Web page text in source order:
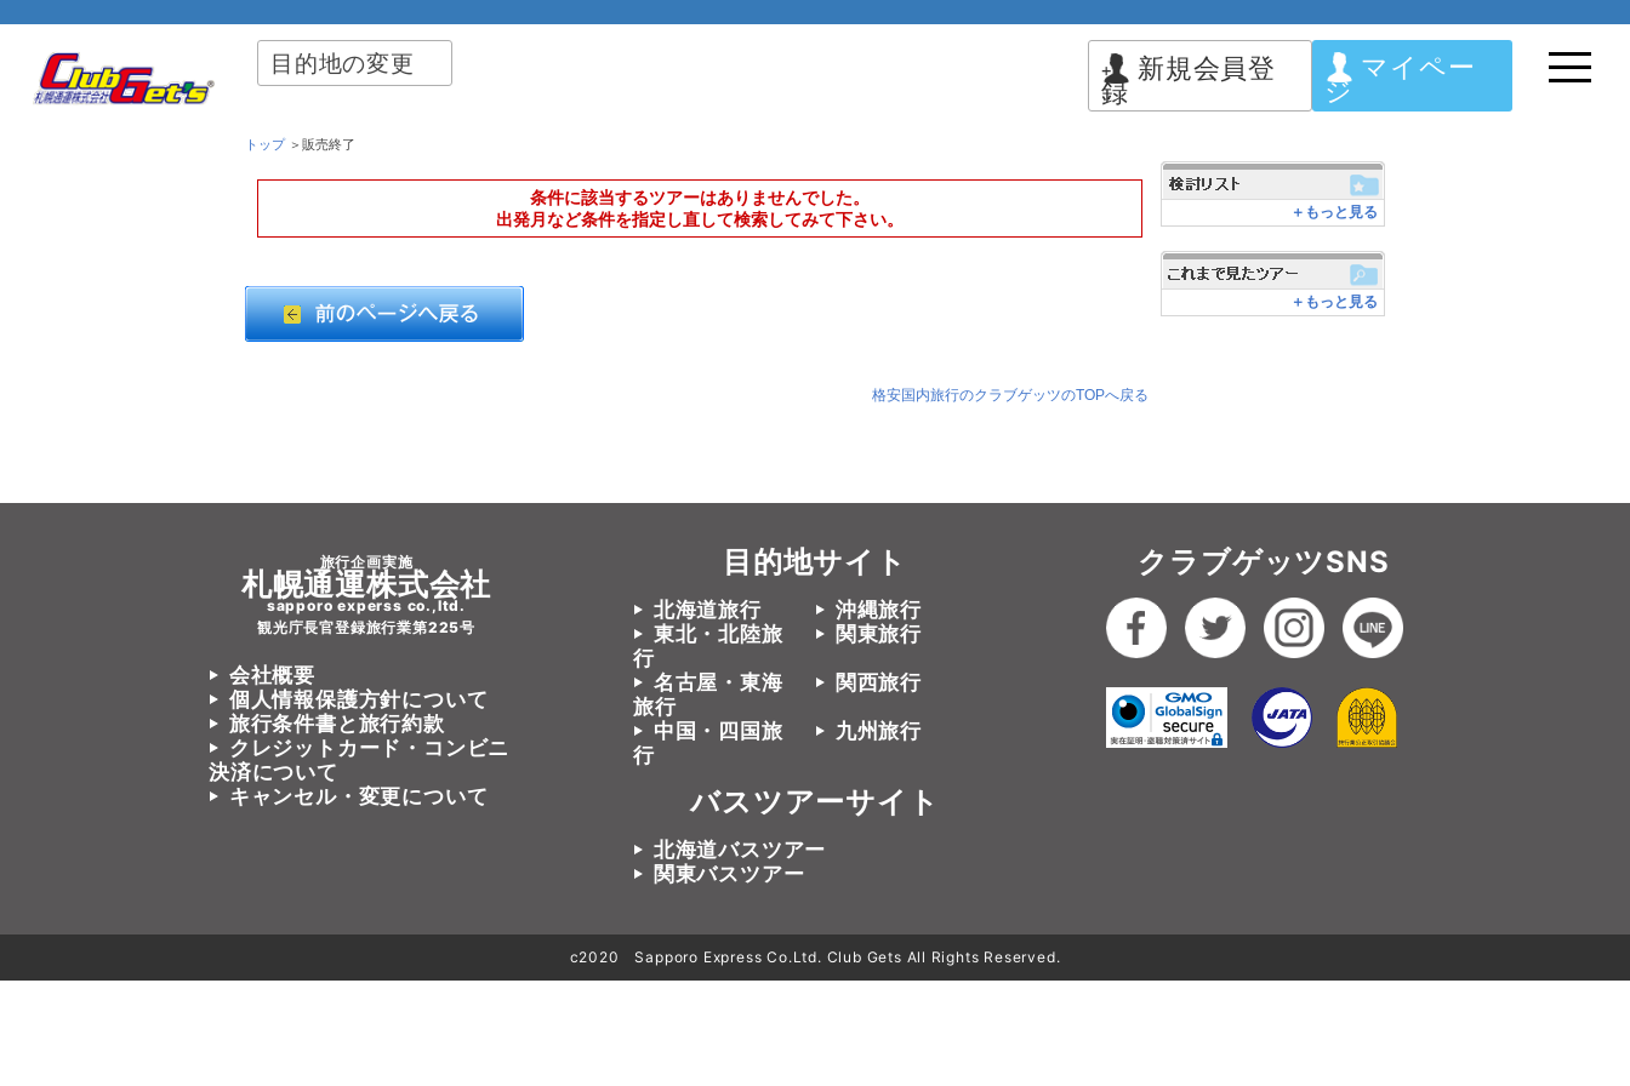
目的地の変更 新規会員登
録
マイペー
ジ
トップ＞販売終了
条件に該当するツアーはありませんでした。
出発月など条件を指定し直して検索してみて下さい。
格安国内旅行のクラブゲッツのTOPへ戻る
＋もっと見る
＋もっと見る
旅行企画実施
札幌通運株式会社
sapporo experss co.,ltd.
観光庁長官登録旅行業第225号
会社概要
個人情報保護方針について
旅行条件書と旅行約款
クレジットカード・コンビニ
決済について
キャンセル・変更について
目的地サイト
北海道旅行
沖縄旅行
東北・北陸旅
行
関東旅行
名古屋・東海
旅行
関西旅行
中国・四国旅
行
九州旅行
バスツアーサイト
北海道バスツアー
関東バスツアー
クラブゲッツSNS
c2020 Sapporo Express Co.Ltd. Club Gets All Rights Reserved.